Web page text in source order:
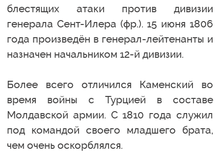
блестящих атаки против дивизии
генерала Сент-Илера (фр.). 15 июня 1806
года произведён в генерал-лейтенанты и
назначен начальником 12-й дивизии.
Более всего отличился Каменский во
время войны с Турцией в составе
Молдавской армии. С 1810 года служил
под командой своего младшего брата,
чем очень оскорблялся.